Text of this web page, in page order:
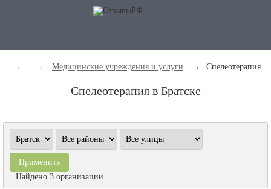
→ → Медицинские учреждения и услуги → Спелеотерапия
Спелеотерапия в Братске
Найдено 3 организации